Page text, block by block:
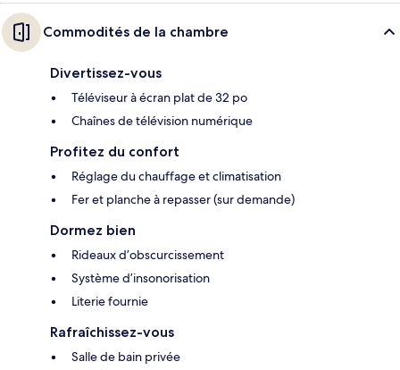
Commodités de la chambre
Divertissez-vous
Téléviseur à écran plat de 32 po
Chaînes de télévision numérique
Profitez du confort
Réglage du chauffage et climatisation
Fer et planche à repasser (sur demande)
Dormez bien
Rideaux d’obscurcissement
Système d’insonorisation
Literie fournie
Rafraîchissez-vous
Salle de bain privée